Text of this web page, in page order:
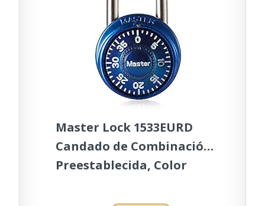
Master Lock 1533EURD
Candado de Combinación
Preestablecida, Color